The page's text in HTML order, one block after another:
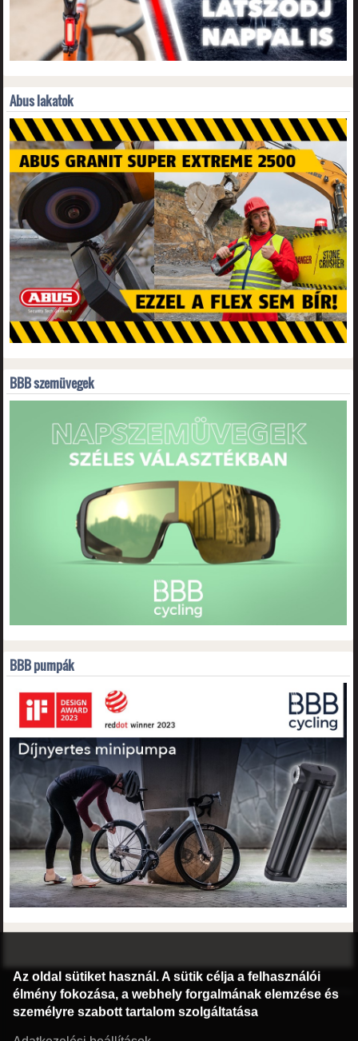
Abus lakatok
BBB szemüvegek
BBB pumpák
©2016 Radburg Kft.
Honlap: webtoday
Az oldal sütiket használ. A sütik célja a felhasználói
élmény fokozása, a webhely forgalmának elemzése és
személyre szabott tartalom szolgáltatása
Adatkezelési beállítások